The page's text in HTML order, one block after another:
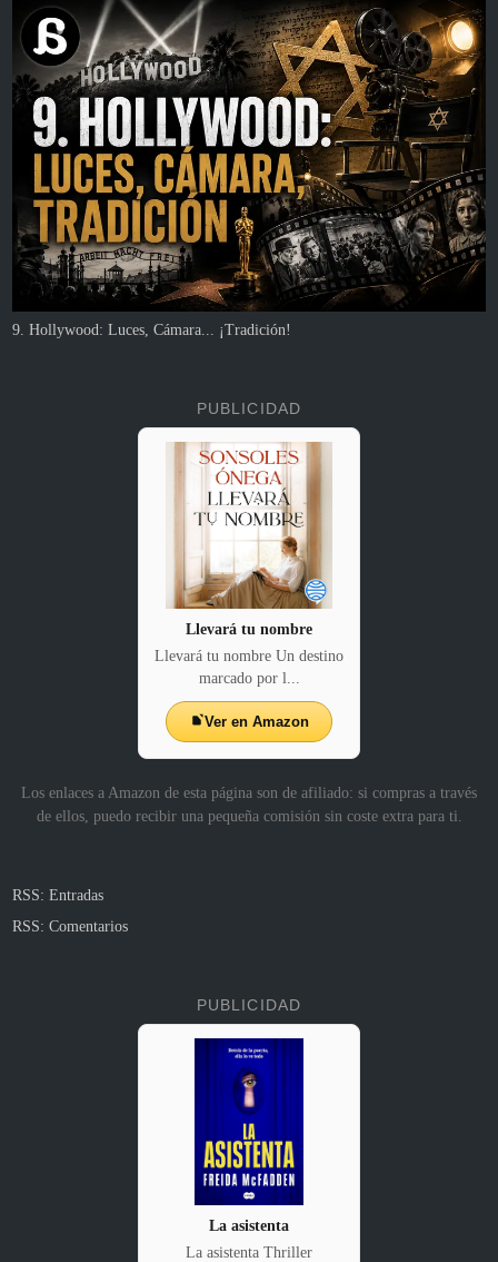
9. Hollywood: Luces, Cámara... ¡Tradición!
PUBLICIDAD
Llevará tu nombre
Llevará tu nombre Un destino
marcado por l...
Ver en Amazon
Los enlaces a Amazon de esta página son de afiliado: si compras a través
de ellos, puedo recibir una pequeña comisión sin coste extra para ti.
RSS: Entradas
RSS: Comentarios
PUBLICIDAD
La asistenta
La asistenta Thriller